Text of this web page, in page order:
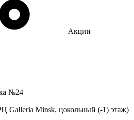
Акции
№24
Galleria Minsk, цокольный (-1) этаж)